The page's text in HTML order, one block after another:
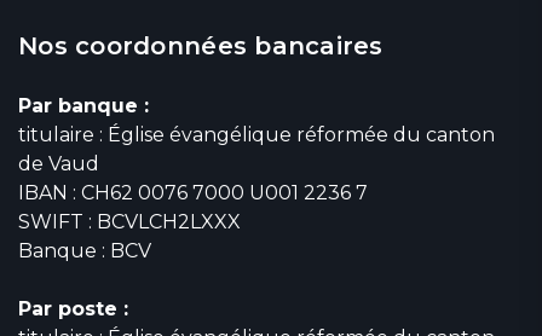
Nos coordonnées bancaires
Par banque :
titulaire : Église évangélique réformée du canton
de Vaud
IBAN : CH62 0076 7000 U001 2236 7
SWIFT : BCVLCH2LXXX
Banque : BCV
Par poste :